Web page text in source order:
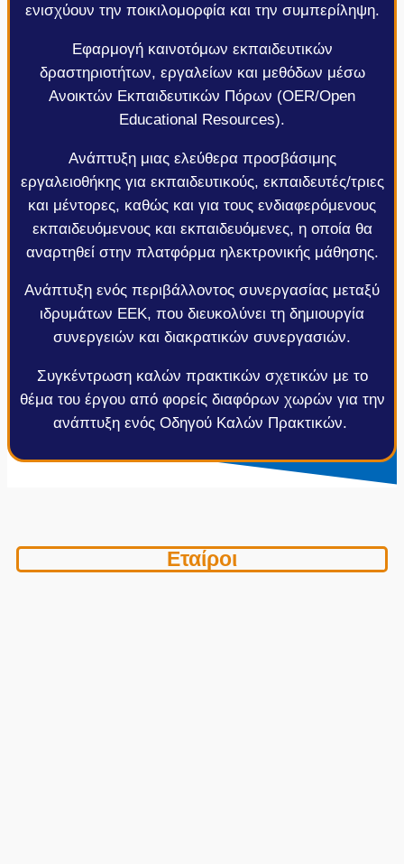
ενισχύουν την ποικιλομορφία και την συμπερίληψη.
Εφαρμογή καινοτόμων εκπαιδευτικών
δραστηριοτήτων, εργαλείων και μεθόδων μέσω
Ανοικτών Εκπαιδευτικών Πόρων (OER/Open
Educational Resources).
Ανάπτυξη μιας ελεύθερα προσβάσιμης
εργαλειοθήκης για εκπαιδευτικούς, εκπαιδευτές/τριες
και μέντορες, καθώς και για τους ενδιαφερόμενους
εκπαιδευόμενους και εκπαιδευόμενες, η οποία θα
αναρτηθεί στην πλατφόρμα ηλεκτρονικής μάθησης.
Ανάπτυξη ενός περιβάλλοντος συνεργασίας μεταξύ
ιδρυμάτων ΕΕΚ, που διευκολύνει τη δημιουργία
συνεργειών και διακρατικών συνεργασιών.
Συγκέντρωση καλών πρακτικών σχετικών με το
θέμα του έργου από φορείς διαφόρων χωρών για την
ανάπτυξη ενός Οδηγού Καλών Πρακτικών.
Εταίροι